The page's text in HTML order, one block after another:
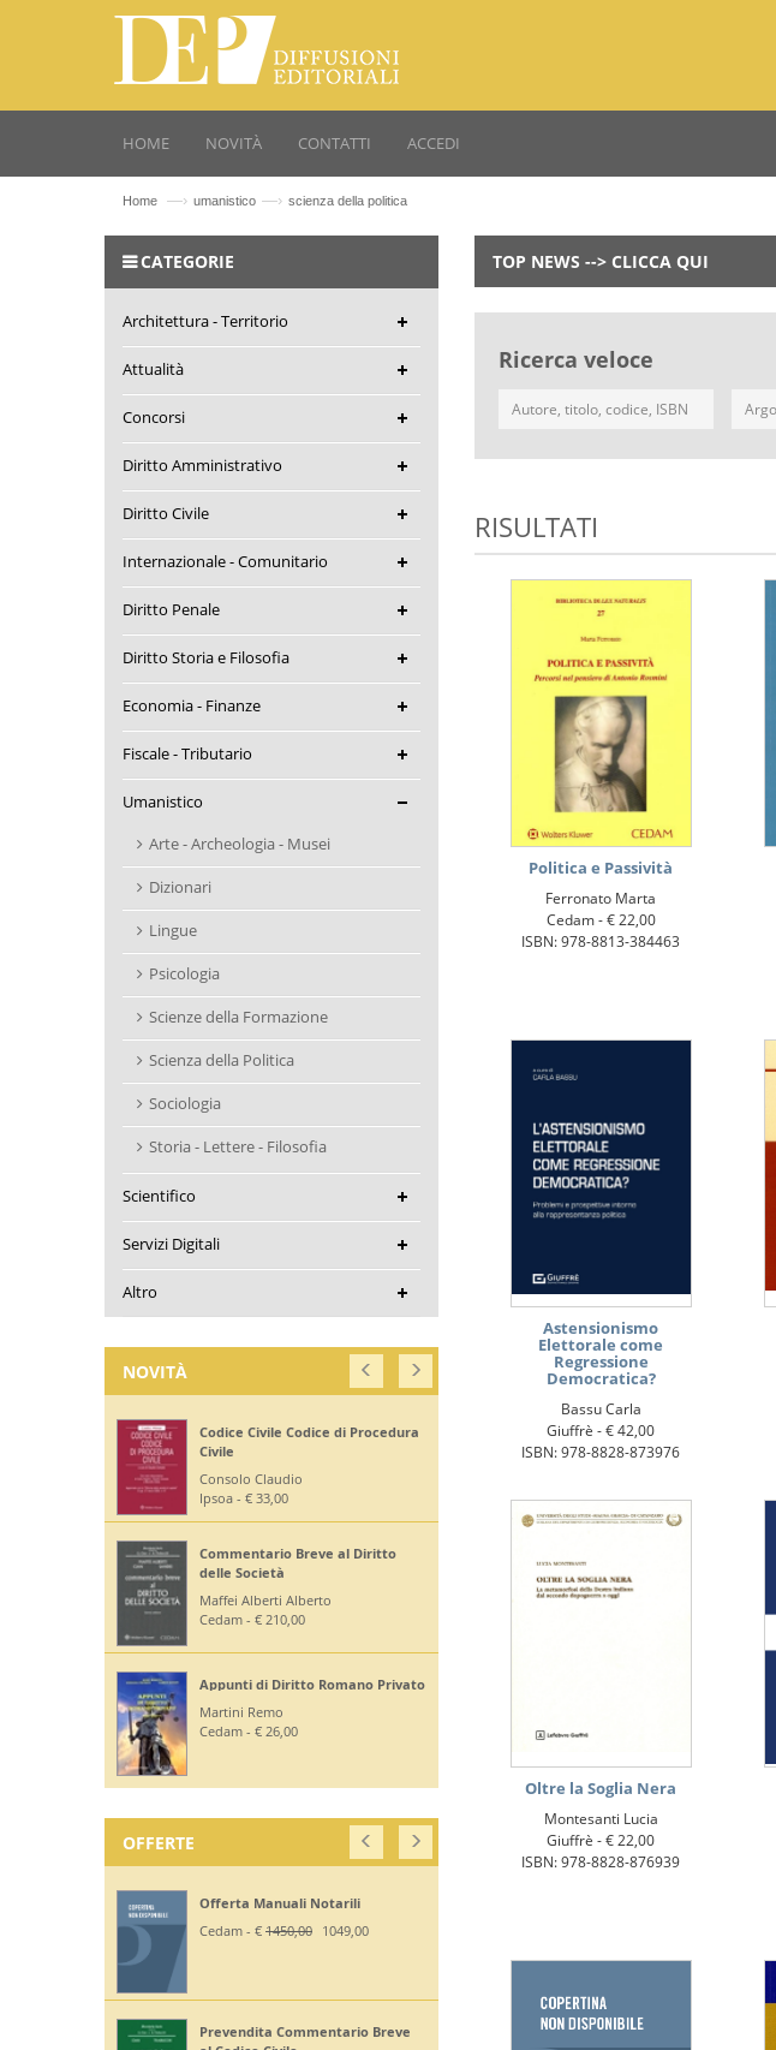
HOME NOVITÀ CONTATTI ACCEDI
Home —› umanistico —› scienza della politica
TOP NEWS --> CLICCA QUI
Ricerca veloce
RISULTATI
Politica e Passività
Ferronato Marta
Cedam -€ 22,00
ISBN: 978-8813-384463
Astensionismo
Elettorale come
Regressione
Democratica?
Bassu Carla
Giuffrè -€ 42,00
ISBN: 978-8828-873976
Oltre la Soglia Nera
Montesanti Lucia
Giuffrè -€ 22,00
ISBN: 978-8828-876939
CATEGORIE
Architettura - Territorio
Attualità
Concorsi
Diritto Amministrativo
Diritto Civile
Internazionale - Comunitario
Diritto Penale
Diritto Storia e Filosofia
Economia - Finanze
Fiscale - Tributario
Umanistico
Arte - Archeologia - Musei
Dizionari
Lingue
Psicologia
Scienze della Formazione
Scienza della Politica
Sociologia
Storia - Lettere - Filosofia
Scientifico
Servizi Digitali
Altro
NOVITÀ
Corte di Giustizia dell'Unione
Europea
Ruffini Giuseppe
Editoriale Scientifica - € 36,00
Diritto Bancario e Finanziario
Bontempi Paolo
Giuffrè - € 55,00
Diritto Costituzionale
Mezzetti Luca
Giuffrè - € 46,00
OFFERTE
Civile, Proc Penale 2026 - Esame
Avv
Esame Avvocato